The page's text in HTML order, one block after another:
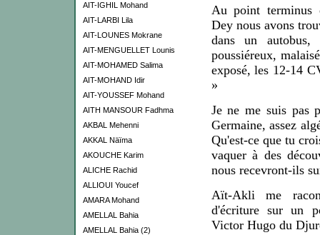
AIT-IGHIL Mohand
AIT-LARBI Lila
AIT-LOUNES Mokrane
AIT-MENGUELLET Lounis
AIT-MOHAMED Salima
AIT-MOHAND Idir
AIT-YOUSSEF Mohand
AITH MANSOUR Fadhma
AKBAL Mehenni
AKKAL Näïma
AKOUCHE Karim
ALICHE Rachid
ALLIOUI Youcef
AMARA Mohand
AMELLAL Bahia
AMELLAL Bahia (2)
Au point terminus
Dey nous avons
dans un
poussiéreux,
exposé, les 12-14
»
Je ne me suis pas
Germaine, assez
Qu'est-ce que tu
vaquer à des
nous recevront-ils
Aït-Aklime
d'écriture sur un
Victor Hugo du